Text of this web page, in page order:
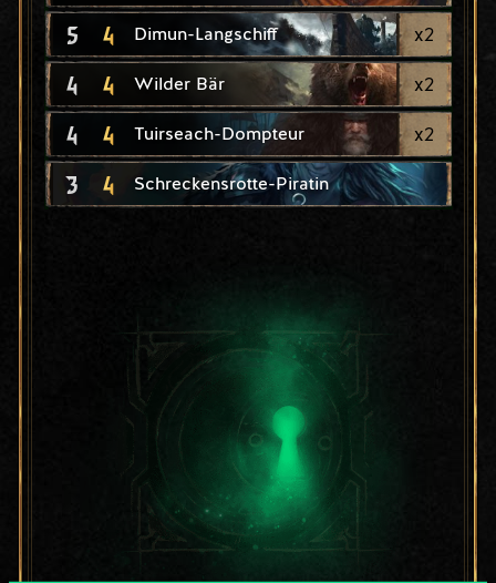
5 4 Dimun-Langschiff x2
4 4 Wilder Bär x2
4 4 Tuirseach-Dompteur x2
3 4 Schreckensrotte-Piratin